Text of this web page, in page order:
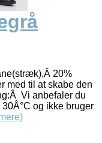
20%
med til at skabe den
Vi anbefaler du
og ikke bruger